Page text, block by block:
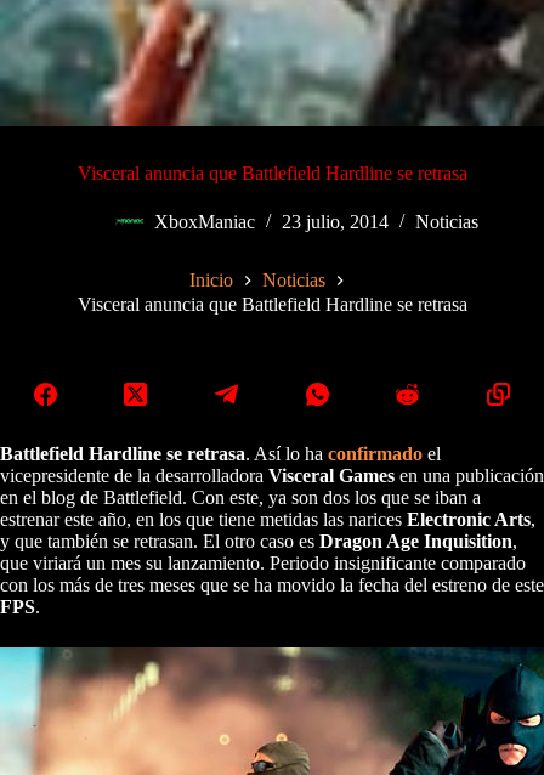
Visceral anuncia que Battlefield Hardline se retrasa
XboxManiac 23 julio, 2014 Noticias
Inicio
Noticias
Visceral anuncia que Battlefield Hardline se retrasa
Battlefield Hardline se retrasa. Así lo ha confirmado el
vicepresidente de la desarrolladora Visceral Games en una publicación
en el blog de Battlefield. Con este, ya son dos los que se iban a
estrenar este año, en los que tiene metidas las narices Electronic Arts,
y que también se retrasan. El otro caso es Dragon Age Inquisition,
que viriará un mes su lanzamiento. Periodo insignificante comparado
con los más de tres meses que se ha movido la fecha del estreno de este
FPS.